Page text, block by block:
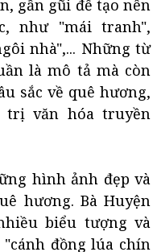
gần gũi để tạo nên
như "mái tranh",
nhà",... Những từ
là mô tả mà còn
sắc về quê hương,
văn hóa truyền
hình ảnh đẹp và
hương. Bà Huyện
biểu tượng và
đồng lúa chín